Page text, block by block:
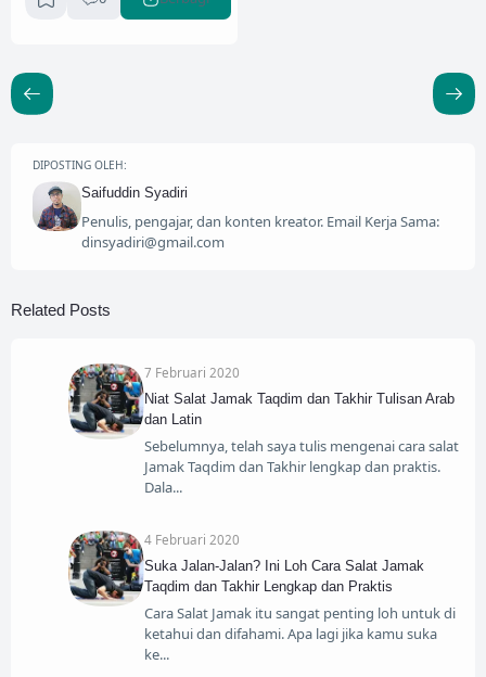
DIPOSTING OLEH:
Saifuddin Syadiri
Penulis, pengajar, dan konten kreator. Email Kerja Sama:
dinsyadiri@gmail.com
Related Posts
7 Februari 2020
Niat Salat Jamak Taqdim dan Takhir Tulisan Arab
dan Latin
Sebelumnya, telah saya tulis mengenai cara salat
Jamak Taqdim dan Takhir lengkap dan praktis.
Dala
4 Februari 2020
Suka Jalan-Jalan? Ini Loh Cara Salat Jamak
Taqdim dan Takhir Lengkap dan Praktis
Cara Salat Jamak itu sangat penting loh untuk di
ketahui dan difahami. Apa lagi jika kamu suka
ke